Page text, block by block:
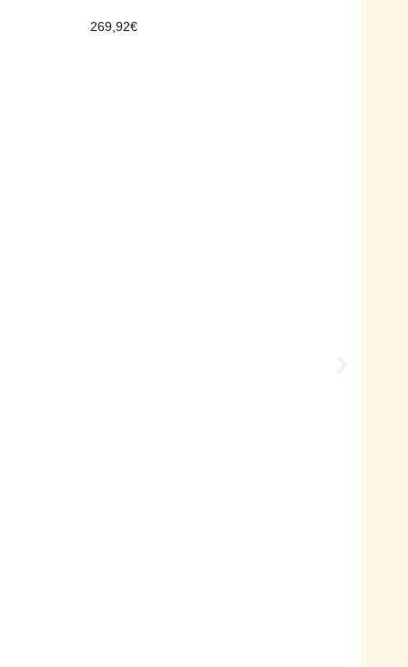
269,92€